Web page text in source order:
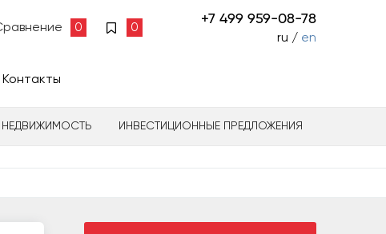
0 0
+7 499 959-08-78
ru / en
Контакты
НЕДВИЖИМОСТЬ ИНВЕСТИЦИОННЫЕ ПРЕДЛОЖЕНИЯ